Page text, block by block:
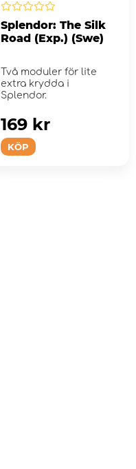
Splendor: The Silk
Road (Exp.) (Swe)
Två moduler för lite
extra krydda i
Splendor.
KÖP
169 kr